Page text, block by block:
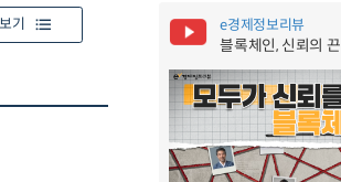
기 e경제정보리뷰
블록체인, 신뢰의 끈